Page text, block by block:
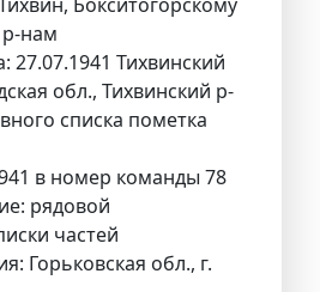
нам
27.07.1941 Тихвинский
обл., Тихвинский р-
списка пометка
в номер команды 78
рядовой
частей
Горьковская обл., г.